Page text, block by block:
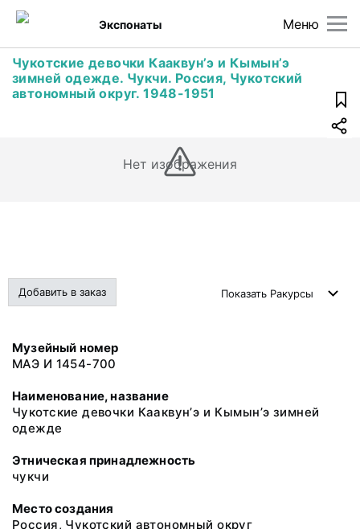
Меню
Экспонаты
Чукотские девочки Кааквун’э и Кымын’э
зимней одежде. Чукчи. Россия, Чукотский
автономный округ. 1948-1951
Нет изображения
Добавить в заказ Показать Ракурсы
Музейный номер
МАЭ И 1454-700
Наименование, название
Чукотские девочки Кааквун’э и Кымын’э зимней
одежде
Этническая принадлежность
чукчи
Место создания
Россия, Чукотский автономный округ